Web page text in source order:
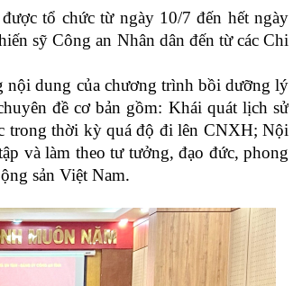
tổ chức từ ngày 10/7 đến hết ngày
sỹ Công an Nhân dân đến từ các Chi
nội dung của chương trình bồi dưỡng lý
đề cơ bản gồm: Khái quát lịch sử
trong thời kỳ quá độ đi lên CNXH; Nội
và làm theo tư tưởng, đạo đức, phong
sản Việt Nam.